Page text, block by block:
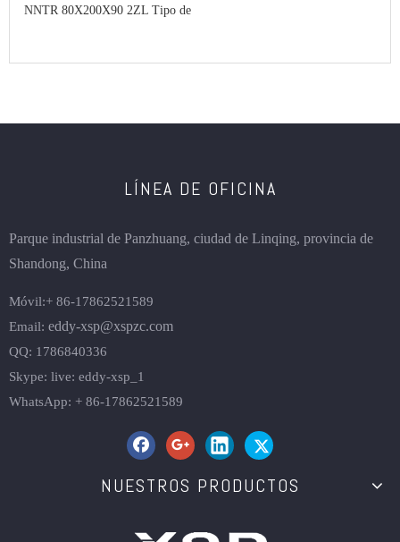
NNTR 80X200X90 2ZL Tipo de
LÍNEA DE OFICINA
Parque industrial de Panzhuang, ciudad de Linqing, provincia de
Shandong, China
Móvil:+ 86-17862521589
Email: eddy-xsp@xspzc.com
QQ: 1786840336
Skype: live: eddy-xsp_1
WhatsApp: + 86-17862521589
NUESTROS PRODUCTOS